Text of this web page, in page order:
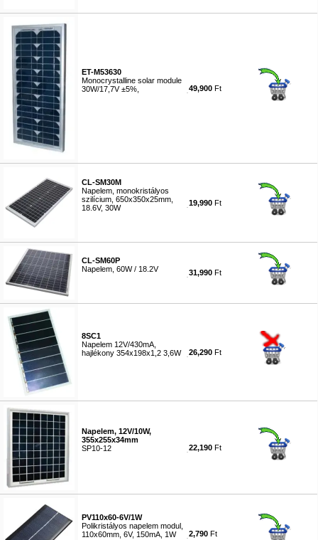
ET-M53630
Monocrystalline solar module
30W/17,7V ±5%,
49,900 Ft
CL-SM30M
Napelem, monokristályos
szilícium, 650x350x25mm,
18.6V, 30W
19,990 Ft
CL-SM60P
Napelem, 60W / 18.2V
31,990 Ft
8SC1
Napelem 12V/430mA,
hajlékony 354x198x1,2 3,6W
26,290 Ft
Napelem, 12V/10W,
355x255x34mm
SP10-12
22,190 Ft
PV110x60-6V/1W
Polikristályos napelem modul,
110x60mm, 6V, 150mA, 1W
2,790 Ft